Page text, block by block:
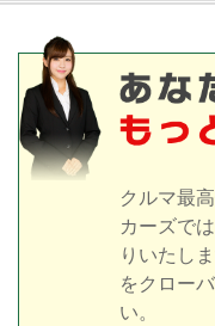
クルマ最
カーズで
りいたし
をクロー
い。